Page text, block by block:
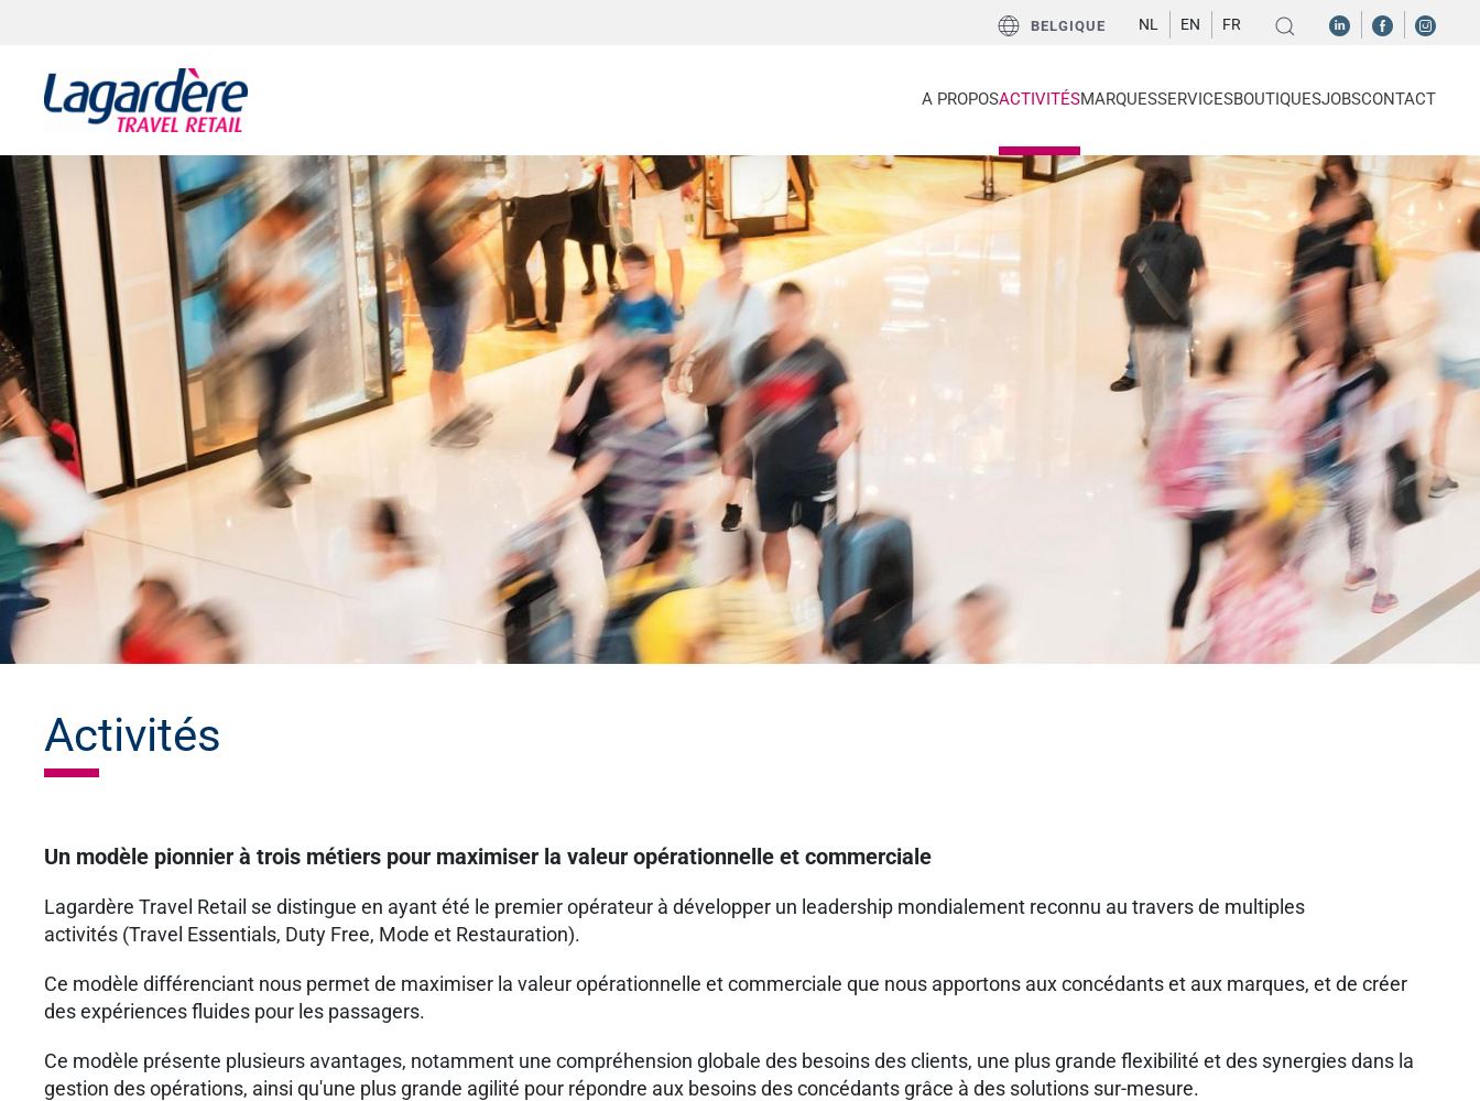
Aller au pied de page
BELGIQUE NL EN FR
A PROPOSACTIVITÉSMARQUESSERVICESBOUTIQUESJOBSCONTACT
Activités
Un modèle pionnier à trois métiers pour maximiser la valeur opérationnelle et commerciale
Lagardère Travel Retail se distingue en ayant été le premier opérateur à développer un leadership mondialement reconnu au travers de multiples
activités (Travel Essentials, Duty Free, Mode et Restauration).
Ce modèle différenciant nous permet de maximiser la valeur opérationnelle et commerciale que nous apportons aux concédants et aux marques, et de créer
des expériences fluides pour les passagers.
Ce modèle présente plusieurs avantages, notamment une compréhension globale des besoins des clients, une plus grande flexibilité et des synergies dans la
gestion des opérations, ainsi qu'une plus grande agilité pour répondre aux besoins des concédants grâce à des solutions sur-mesure.